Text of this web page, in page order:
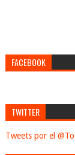
FACEBOOK
TWITTER
Tweets por el